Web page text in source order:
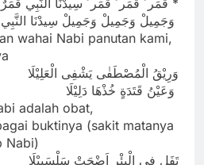
* قَمَر ٌ قَمَر ٌ قَمَر ٌ سِيدْنَا النَّبِي قَمَرٌ
وَجَمِيلْ وَجَمِيلْ وَجَمِيلْ سِيدْنَا
wahai Nabi panutan kami,
وَرِيْقُ الْمُصْطَفٰى يَشْفِى الْعَلِيْلَا
وَعَيْنُ قَتَدَةٍ خُذْهَا دَلِيْلَا
adalah obat,
buktinya (sakit matanya
Nabi)
تَفَل فِى الْبِئْرِ اَضْحَتْ سَلْسَبِيْلَا